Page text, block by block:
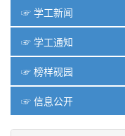
☞ 学工新闻
☞ 学工通知
☞ 榜样砚园
☞ 信息公开